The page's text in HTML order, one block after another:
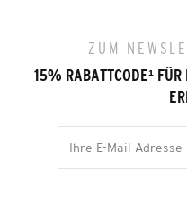
ZUM
15% RABATTCODE¹